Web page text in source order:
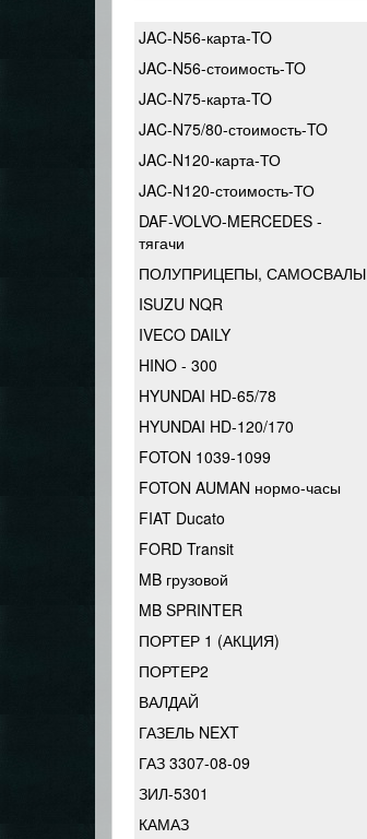
JAC-N56-карта-TO
JAC-N56-стоимость-TO
JAC-N75-карта-TO
JAC-N75/80-стоимость-TO
JAC-N120-карта-ТО
JAC-N120-стоимость-ТО
DAF-VOLVO-MERCEDES -
тягачи
ПОЛУПРИЦЕПЫ, САМОСВАЛЫ
ISUZU NQR
IVECO DAILY
HINO - 300
HYUNDAI HD-65/78
HYUNDAI HD-120/170
FOTON 1039-1099
FOTON AUMAN нормо-часы
FIAT Ducato
FORD Transit
MB грузовой
MB SPRINTER
ПОРТЕР 1 (АКЦИЯ)
ПОРТЕР2
ВАЛДАЙ
ГАЗЕЛЬ NEXT
ГАЗ 3307-08-09
ЗИЛ-5301
КАМАЗ